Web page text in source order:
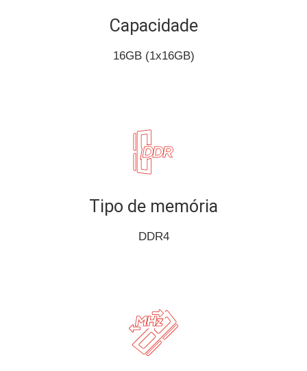
Capacidade
16GB (1x16GB)
Tipo de memória
DDR4